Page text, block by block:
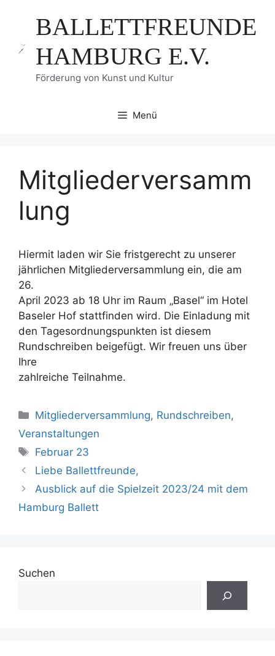
springenBALLETTFREUNDE
HAMBURG E.V.
Förderung von Kunst und Kultur
Menü
Mitgliederversamm
lung
Hiermit laden wir Sie fristgerecht zu unserer
jährlichen Mitgliederversammlung ein, die am
26.
April 2023 ab 18 Uhr im Raum „Basel“ im Hotel
Baseler Hof stattfinden wird. Die Einladung mit
den Tagesordnungspunkten ist diesem
Rundschreiben beigefügt. Wir freuen uns über
Ihre
zahlreiche Teilnahme.
Kategorien
Mitgliederversammlung, Rundschreiben,
Veranstaltungen
Schlagwörter
Februar 23
Liebe Ballettfreunde,
Ausblick auf die Spielzeit 2023/24 mit dem
Hamburg Ballett
Suchen